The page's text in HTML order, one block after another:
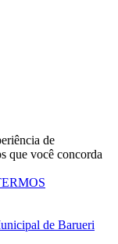
de
que você concorda